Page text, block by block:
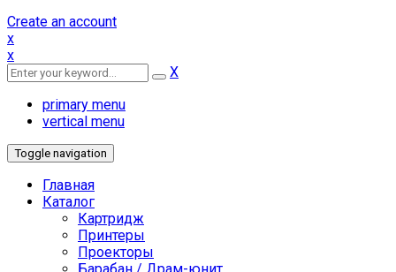
Create an account
x
x
X
primary menu
vertical menu
Toggle navigation
Главная
Каталог
Картридж
Принтеры
Проекторы
Барабан / Драм-юнит